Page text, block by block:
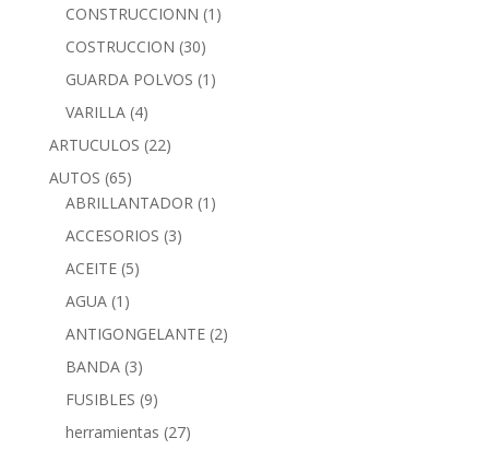
CONSTRUCCIONN (1)
COSTRUCCION (30)
GUARDA POLVOS (1)
VARILLA (4)
ARTUCULOS (22)
AUTOS (65)
ABRILLANTADOR (1)
ACCESORIOS (3)
ACEITE (5)
AGUA (1)
ANTIGONGELANTE (2)
BANDA (3)
FUSIBLES (9)
herramientas (27)